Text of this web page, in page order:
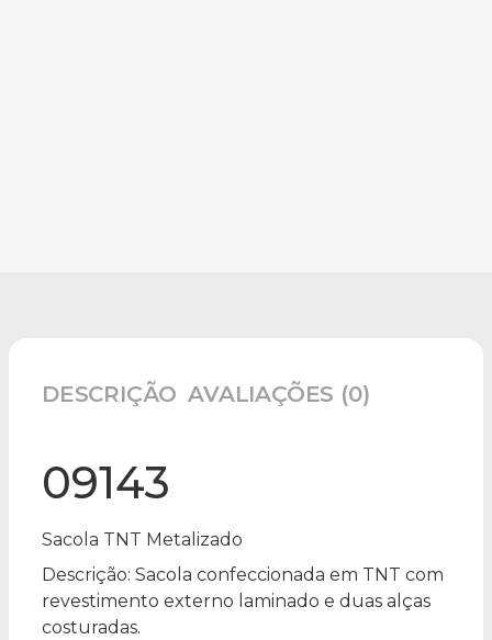
DESCRIÇÃO AVALIAÇÕES (0)
09143
Sacola TNT Metalizado
Descrição: Sacola confeccionada em TNT com
revestimento externo laminado e duas alças
costuradas.